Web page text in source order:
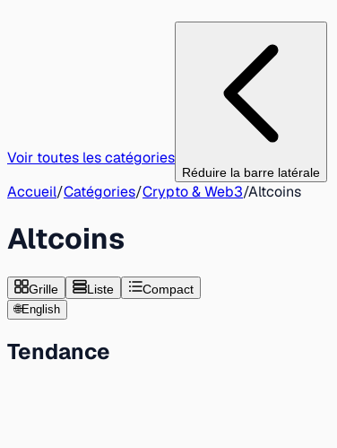
Voir toutes les catégories
Réduire la barre latérale
Accueil/Catégories/Crypto & Web3/Altcoins
Altcoins
Grille Liste Compact
🌐English
Tendance